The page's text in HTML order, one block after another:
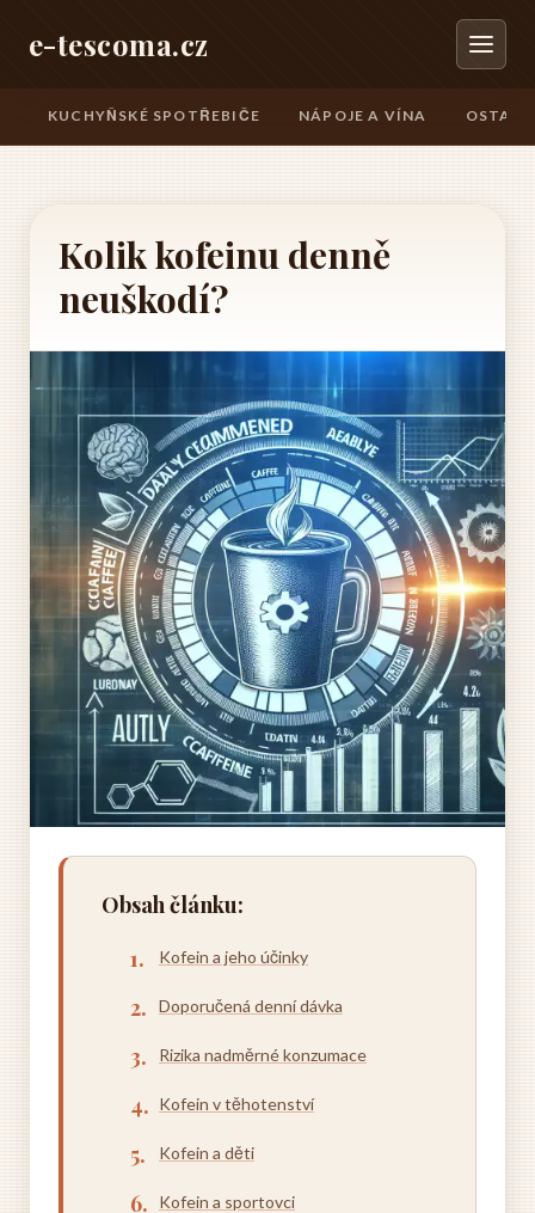
e-tescoma.cz
KUCHYŇSKÉ SPOTŘEBIČE NÁPOJE A VÍNA
Kolik kofeinu denně
neuškodí?
Obsah článku:
Kofein a jeho účinky
Doporučená denní dávka
Rizika nadměrné konzumace
Kofein v těhotenství
Kofein a děti
Kofein a sportovci